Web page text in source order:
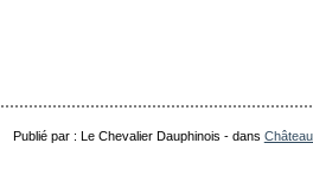
Publié par : Le Chevalier Dauphinois -dans